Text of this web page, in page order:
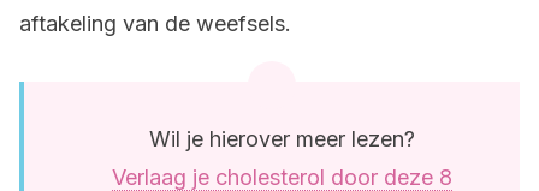
aftakeling van de weefsels.
Wil je hierover meer lezen?
Verlaag je cholesterol door deze 8